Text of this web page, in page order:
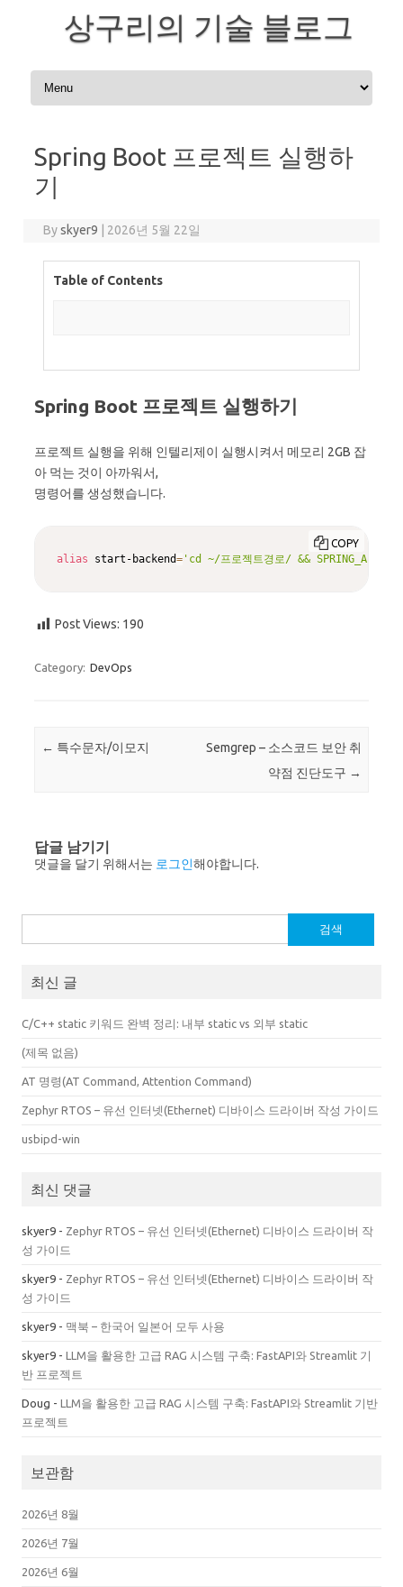
상구리의 기술 블로그
Skip to content
Spring Boot 프로젝트 실행하
기
Byskyer9 2026년 5월 22일
Table of Contents
Spring Boot 프로젝트 실행하기
프로젝트 실행을 위해 인텔리제이 실행시켜서 메모리 2GB 잡
아 먹는 것이 아까워서,
명령어를 생성했습니다.
alias start-backend= 'cd ~/프로젝트경로/ &&
COPY
Post Views: 190
Category: DevOps
Post navigation
← 특수문자/이모지
Semgrep – 소스코드 보안 취
약점 진단도구 →
답글 남기기
댓글을 달기 위해서는 로그인해야합니다.
색:
최신 글
C/C++ static 키워드 완벽 정리: 내부 static vs 외부 static
(제목 없음)
AT 명령(AT Command, Attention Command)
Zephyr RTOS – 유선 인터넷(Ethernet) 디바이스 드라이버 작성 가이드
usbipd-win
최신 댓글
skyer9 - Zephyr RTOS – 유선 인터넷(Ethernet) 디바이스 드라이버 작
성 가이드
skyer9 - Zephyr RTOS – 유선 인터넷(Ethernet) 디바이스 드라이버 작
성 가이드
skyer9 - 맥북 – 한국어 일본어 모두 사용
skyer9 - LLM을 활용한 고급 RAG 시스템 구축: FastAPI와 Streamlit 기
반 프로젝트
Doug - LLM을 활용한 고급 RAG 시스템 구축: FastAPI와 Streamlit 기반
프로젝트
보관함
2026년 8월
2026년 7월
2026년 6월